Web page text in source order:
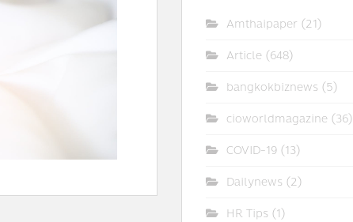
Amthaipaper (21)
Article (648)
bangkokbiznews (5)
cioworldmagazine (36)
COVID-19 (13)
Dailynews (2)
HR Tips (1)